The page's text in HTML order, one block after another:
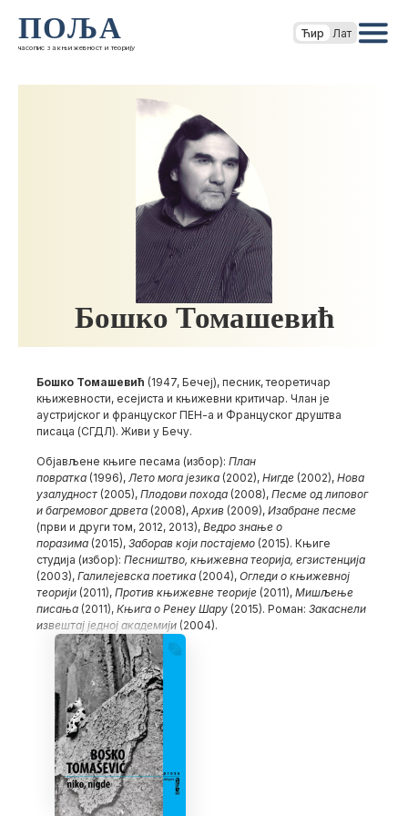
ПОЉА
часопис за књижевност и теорију
Ћир Лат
Бошко Томашевић
Бошко Томашевић (1947, Бечеј), песник, теоретичар
књижевности, есејиста и књижевни критичар. Члан је
аустријског и француског ПЕН-а и Француског друштва
писаца (СГДЛ). Живи у Бечу.
Објављене књиге песама (избор): План
повратка (1996), Лето мога језика (2002), Нигде (2002), Нова
узалудност (2005), Плодови похода (2008), Песме од липовог
и багремовог дрвета (2008), Архив (2009), Изабране песме
(први и други том, 2012, 2013), Ведро знање о
поразима (2015), Заборав који постајемо (2015). Књиге
студија (избор): Песништво, књижевна теорија, егзистенција
(2003), Галилејевска поетика (2004), Огледи о књижевној
теорији (2011), Против књижевне теорије (2011), Мишљење
писања (2011), Књига о Ренеу Шару (2015). Роман: Закаснели
извештај једној академији (2004).